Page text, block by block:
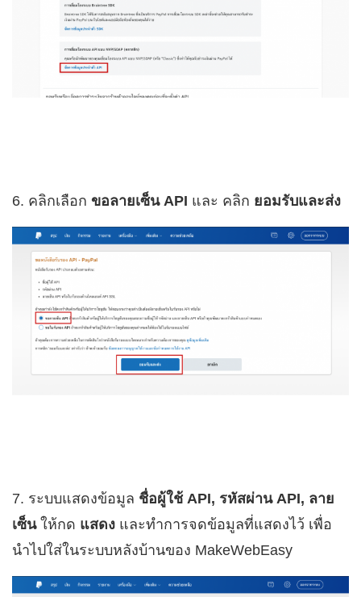
6. คลิกเลือก ขอลายเซ็น API และ คลิก ยอมรับและส่ง
7. ระบบแสดงข้อมูล ชื่อผู้ใช้ API, รหัสผ่าน API, ลาย
เซ็นให้กด แสดง และทำการจดข้อมูลที่แสดงไว้ เพื่อ
นำไปใส่ในระบบหลังบ้านของ MakeWebEasy